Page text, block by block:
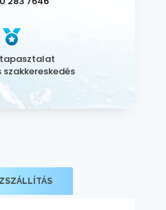
tapasztalat